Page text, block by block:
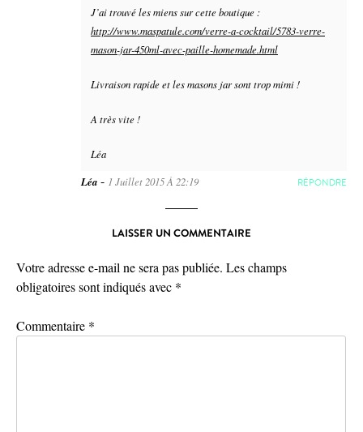
J’ai trouvé les miens sur cette boutique :
http://www.maspatule.com/verre-a-cocktail/5783-verre-
mason-jar-450ml-avec-paille-homemade.html
Livraison rapide et les masons jar sont trop mimi !
A très vite !
Léa
Léa - 1 Juillet 2015 À 22:19 RÉPONDRE
LAISSER UN COMMENTAIRE
Votre adresse e-mail ne sera pas publiée. Les champs
obligatoires sont indiqués avec *
Commentaire *